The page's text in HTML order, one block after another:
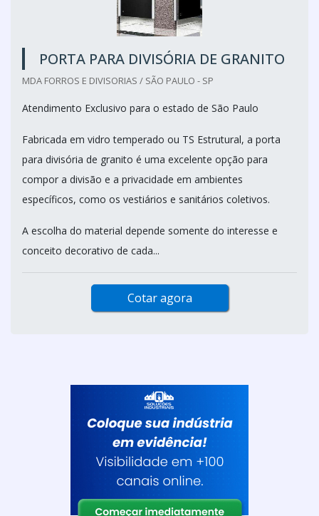
PORTA PARA DIVISÓRIA DE GRANITO
MDA FORROS E DIVISORIAS / SÃO PAULO - SP
Atendimento Exclusivo para o estado de São Paulo
Fabricada em vidro temperado ou TS Estrutural, a porta
para divisória de granito é uma excelente opção para
compor a divisão e a privacidade em ambientes
específicos, como os vestiários e sanitários coletivos.
A escolha do material depende somente do interesse e
conceito decorativo de cada...
Cotar agora